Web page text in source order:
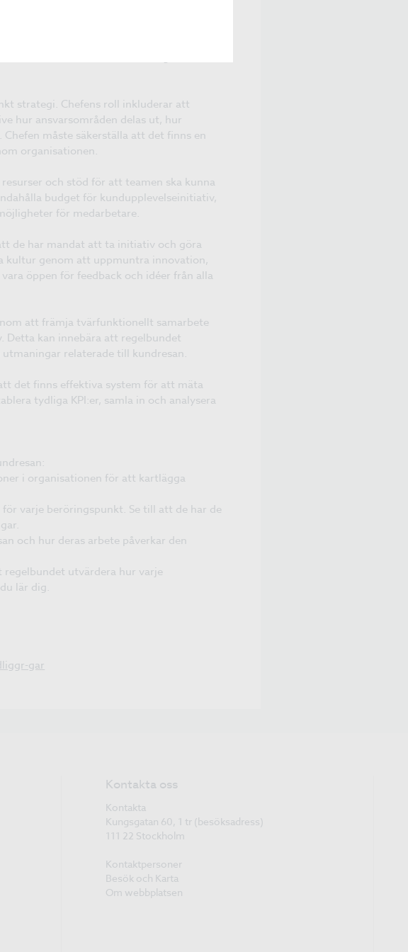
strategi. Chefens roll inkluderar att
hur ansvarsområden delas ut, hur
måste säkerställa att det finns en
organisationen.
och stöd för att teamen ska kunna
budget för kundupplevelseinitiativ,
för medarbetare.
de har mandat att ta initiativ och göra
kultur genom att uppmuntra innovation,
öppen för feedback och idéer från alla
att främja tvärfunktionellt samarbete
kan innebära att regelbundet
relaterade till kundresan.
det finns effektiva system för att mäta
tydliga KPI:er, samla in och analysera
i organisationen för att kartlägga
varje beröringspunkt. Se till att de har de
och hur deras arbete påverkar den
regelbundet utvärdera hur varje
lär dig.
gar
Kontakta oss
Kontakta
Kungsgatan 60, 1 tr (besöksadress)
111 22 Stockholm
Kontaktpersoner
Besök och Karta
Om webbplatsen